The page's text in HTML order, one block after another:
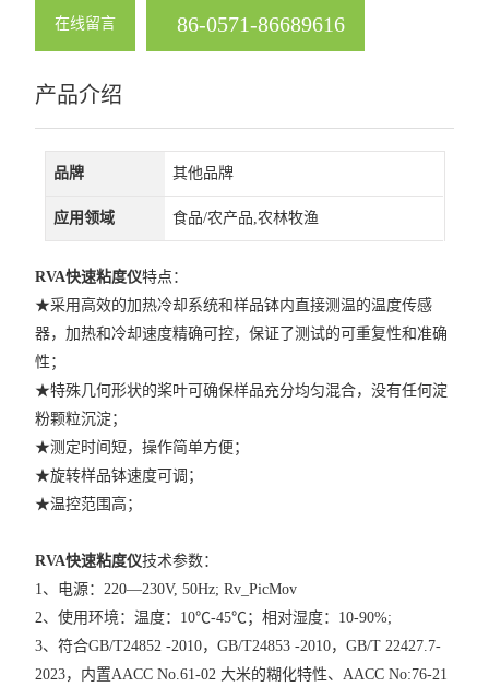
锤式旋风磨H250
面筋测定仪
面团拉伸仪PE-T
粉质仪PF-E
大型实验磨粉机
降落数值仪
圆型验粉筛
锤式旋风磨H150
粉质仪PF-T
实验磨粉机
在线留言 86-0571-86689616
产品介绍
品牌 其他品牌
应用领域 食品/农产品,农林牧渔
RVA快速粘度仪特点：
★采用高效的加热冷却系统和样品钵内直接测温的温度传感
器，加热和冷却速度精确可控，保证了测试的可重复性和准确
性；
★特殊几何形状的桨叶可确保样品充分均匀混合，没有任何淀
粉颗粒沉淀；
★测定时间短，操作简单方便；
★旋转样品钵速度可调；
★温控范围高；
RVA快速粘度仪技术参数：
1、电源：220—230V, 50Hz; Rv_PicMov
2、使用环境：温度：10℃-45℃；相对湿度：10-90%;
3、符合GB/T24852 -2010，GB/T24853 -2010，GB/T 22427.7-
2023，内置AACC No.61-02 大米的糊化特性、AACC No:76-21